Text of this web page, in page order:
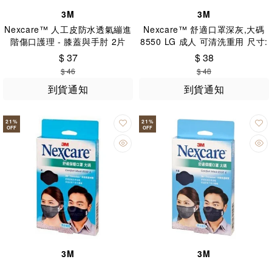
3M
Nexcare™ 人工皮防水透氣繃進
階傷口護理 - 膝蓋與手肘 2片
$ 37
$ 46
到貨通知
3M
Nexcare™ 舒適口罩深灰,大碼
8550 LG 成人 可清洗重用 尺寸:
26 x 16.5 (+-0.5)cm
$ 38
$ 48
到貨通知
21%
OFF
3M
21%
OFF
3M